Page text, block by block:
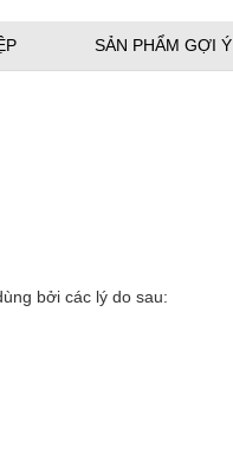
SẢN PHẨM GỢI Ý
bởi các lý do sau: